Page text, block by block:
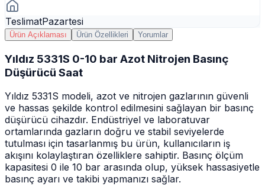
TeslimatPazartesi
Ürün Açıklaması Ürün Özellikleri Yorumlar
Yıldız 5331S 0-10 bar Azot Nitrojen Basınç
Düşürücü Saat
Yıldız 5331S modeli, azot ve nitrojen gazlarının güvenli
ve hassas şekilde kontrol edilmesini sağlayan bir basınç
düşürücü cihazdır. Endüstriyel ve laboratuvar
ortamlarında gazların doğru ve stabil seviyelerde
tutulması için tasarlanmış bu ürün, kullanıcıların iş
akışını kolaylaştıran özelliklere sahiptir. Basınç ölçüm
kapasitesi 0 ile 10 bar arasında olup, yüksek hassasiyetle
basınç ayarı ve takibi yapmanızı sağlar.